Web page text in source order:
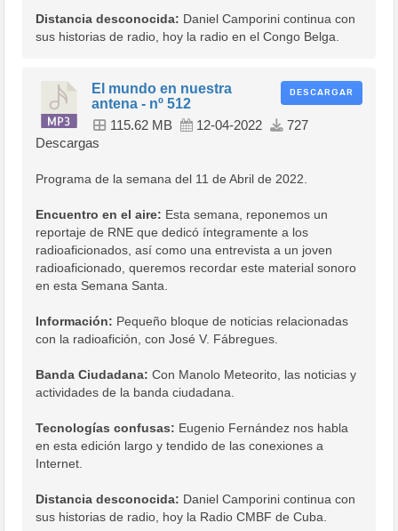
Distancia desconocida: Daniel Camporini continua con
sus historias de radio, hoy la radio en el Congo Belga.
DESCARGAR
El mundo en nuestra
antena - nº 512
115.62 MB 12-04-2022
727
Descargas
Programa de la semana del 11 de Abril de 2022.
Encuentro en el aire: Esta semana, reponemos un
reportaje de RNE que dedicó íntegramente a los
radioaficionados, así como una entrevista a un joven
radioaficionado, queremos recordar este material sonoro
en esta Semana Santa.
Información: Pequeño bloque de noticias relacionadas
con la radioafición, con José V. Fábregues.
Banda Ciudadana: Con Manolo Meteorito, las noticias y
actividades de la banda ciudadana.
Tecnologías confusas: Eugenio Fernández nos habla
en esta edición largo y tendido de las conexiones a
Internet.
Distancia desconocida: Daniel Camporini continua con
sus historias de radio, hoy la Radio CMBF de Cuba.